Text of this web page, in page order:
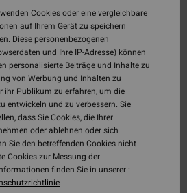
Cookies oder eine vergleichbare
auf Ihrem Gerät zu speichern
Diese personenbezogenen
und Ihre IP-Adresse) können
personalisierte Beiträge und Inhalte zu
von Werbung und Inhalten zu
ihr Publikum zu erfahren, um die
entwickeln und zu verbessern. Sie
dass Sie Cookies, die Ihrer
oder ablehnen oder sich
Sie den betreffenden Cookies nicht
Cookies zur Messung der
finden Sie in unserer :